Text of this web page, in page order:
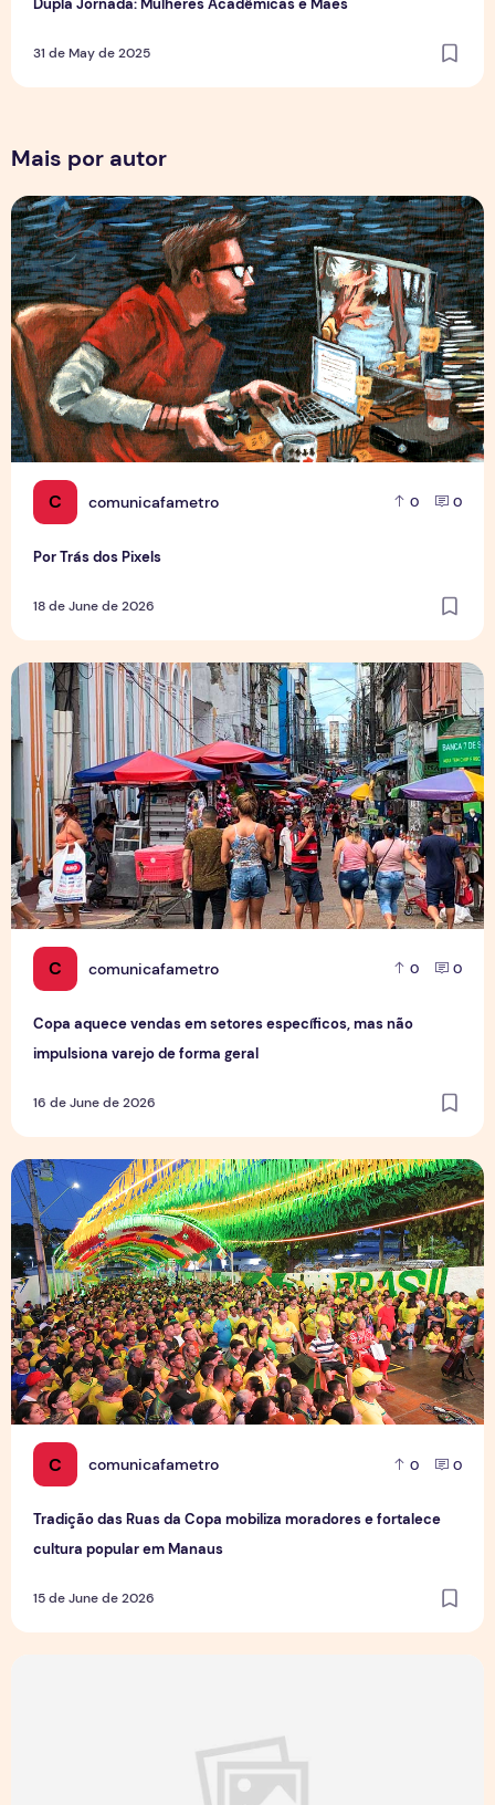
Dupla Jornada: Mulheres Acadêmicas e Mães
31 de May de 2025
Mais por autor
C comunicafametro 0 0
Por Trás dos Pixels
18 de June de 2026
Por Trás dos Pixels
C comunicafametro 0 0
Copa aquece vendas em setores específicos, mas não
impulsiona varejo de forma geral
16 de June de 2026
Copa aquece vendas em setores específicos, mas não
C comunicafametro 0 0
Tradição das Ruas da Copa mobiliza moradores e fortalece
cultura popular em Manaus
15 de June de 2026
Tradição das Ruas da Copa mobiliza moradores e